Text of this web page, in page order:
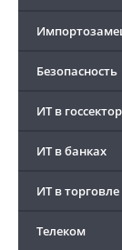
Безопасность
ИТ в
ИТ в банках
ИТ в торговле
Телеком